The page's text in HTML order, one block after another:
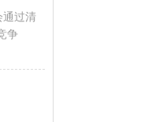
通过清
争